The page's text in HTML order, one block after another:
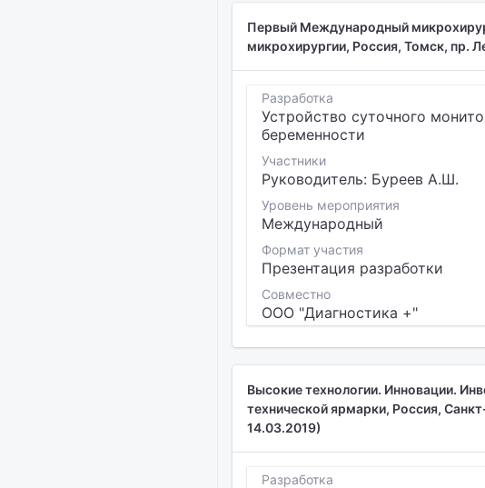
Первый Международный
микрохирургии, Россия, Томск, пр.
Разработка
Устройство суточного
беременности
Участники
Руководитель: Буреев А.Ш.
Уровень мероприятия
Международный
Формат участия
Презентация разработки
Совместно
ООО "Диагностика +"
Высокие технологии. Инновации.
технической ярмарки, Россия,
14.03.2019)
Разработка